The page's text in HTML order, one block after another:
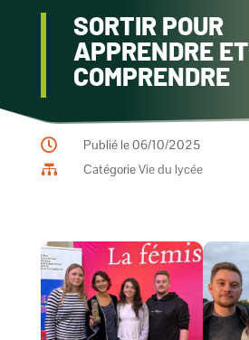
SORTIR POUR
APPRENDRE ET
COMPRENDRE

Publié le 06/10/2025

CatégorieVie du lycée